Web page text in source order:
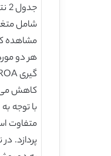
مشاهده
کاهش می
متفاوت
پردازد.